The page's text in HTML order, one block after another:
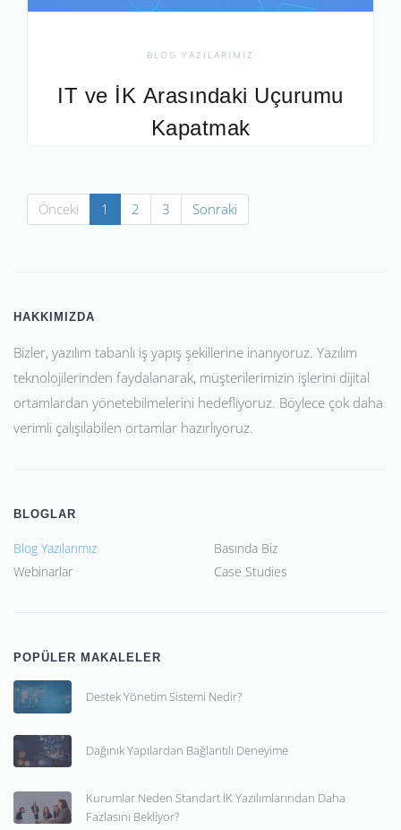
BLOG YAZILARIMIZ
IT ve İK Arasındaki Uçurumu
Kapatmak
Önceki 1 2 3 Sonraki
HAKKIMIZDA
Bizler, yazılım tabanlı iş yapış şekillerine inanıyoruz. Yazılım
teknolojilerinden faydalanarak, müşterilerimizin işlerini dijital
ortamlardan yönetebilmelerini hedefliyoruz. Böylece çok daha
verimli çalışılabilen ortamlar hazırlıyoruz.
BLOGLAR
Blog Yazılarımız
Basında Biz
Webinarlar
Case Studies
POPÜLER MAKALELER
Destek Yönetim Sistemi Nedir?
Dağınık Yapılardan Bağlantılı Deneyime
Kurumlar Neden Standart İK Yazılımlarından Daha
Fazlasını Bekliyor?